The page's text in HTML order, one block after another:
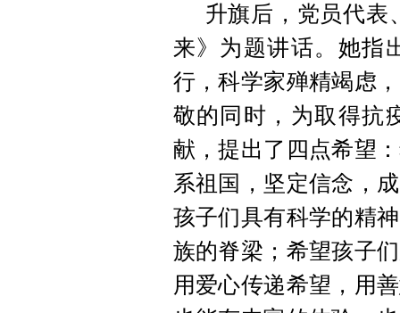
升旗后，党员代表
来》为题讲话。她指
行，科学家殚精竭虑
敬的同时，为取得抗
献，提出了四点希望
系祖国，坚定信念，
孩子们具有科学的精
族的脊梁；希望孩子
用爱心传递希望，用